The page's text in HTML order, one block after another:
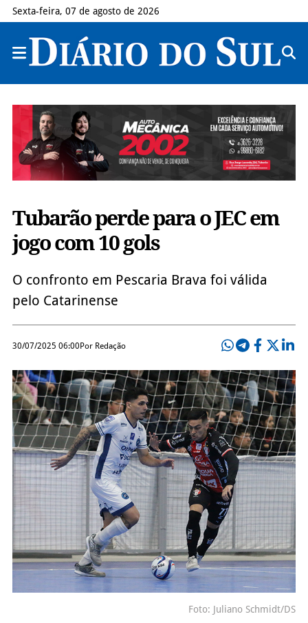
Sexta-feira, 07 de agosto de 2026
Tubarão perde para o JEC em
jogo com 10 gols
O confronto em Pescaria Brava foi válida
pelo Catarinense
30/07/2025 06:00Por Redação
Foto: Juliano Schmidt/DS